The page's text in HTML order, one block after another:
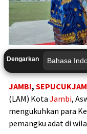
Dengarkan
JAMBI,
(LAM) Kota Jambi,
mengukuhkan para
pemangku adat di